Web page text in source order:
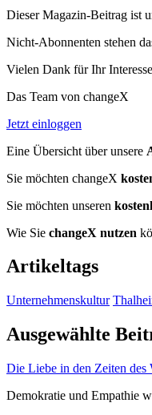
Dieser Magazin-Beitrag ist
Nicht-Abonnenten stehen
Vielen Dank für Ihr
Das Team von changeX
Jetzt einloggen
Eine Übersicht über unsere
Sie möchten changeX
Sie möchten unseren
Wie Sie changeX nutzen
Artikeltags
Unternehmenskultur
Ausgewählte
Die Liebe in den Zeiten des
Demokratie und Empathie